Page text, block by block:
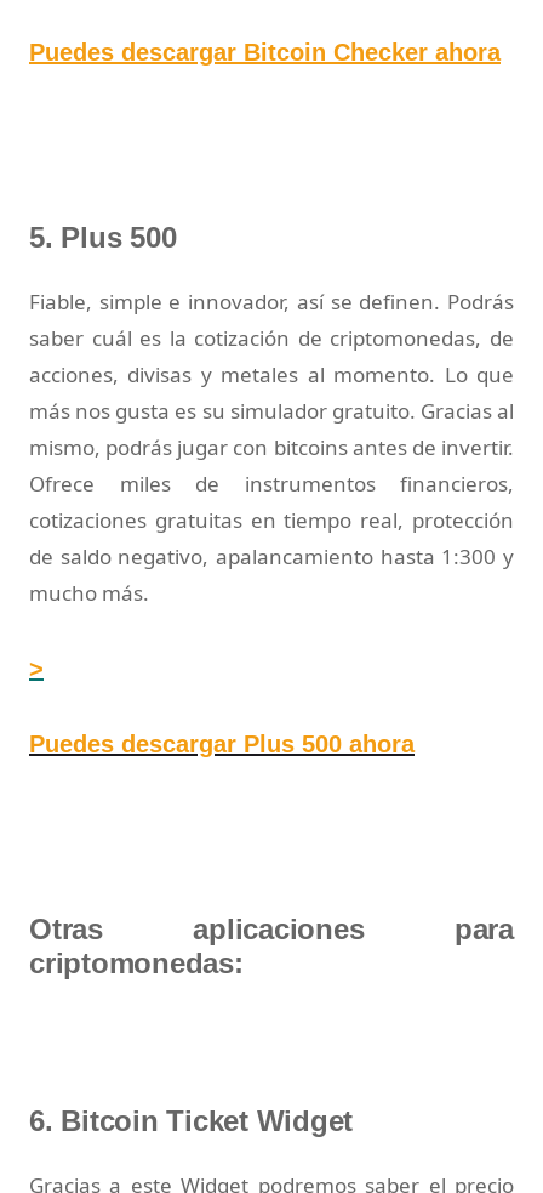
Puedes descargar Bitcoin Checker ahora
5. Plus 500
Fiable, simple e innovador, así se definen. Podrás
saber cuál es la cotización de criptomonedas, de
acciones, divisas y metales al momento. Lo que
más nos gusta es su simulador gratuito. Gracias al
mismo, podrás jugar con bitcoins antes de invertir.
Ofrece miles de instrumentos financieros,
cotizaciones gratuitas en tiempo real, protección
de saldo negativo, apalancamiento hasta 1:300 y
mucho más.
>
Puedes descargar Plus 500 ahora
Otras aplicaciones para
criptomonedas:
6. Bitcoin Ticket Widget
Gracias a este Widget podremos saber el precio